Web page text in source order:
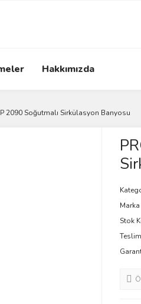
Hakkımızda
2090 Soğutmalı Sirkülasyon Banyosu
Marka
Stok